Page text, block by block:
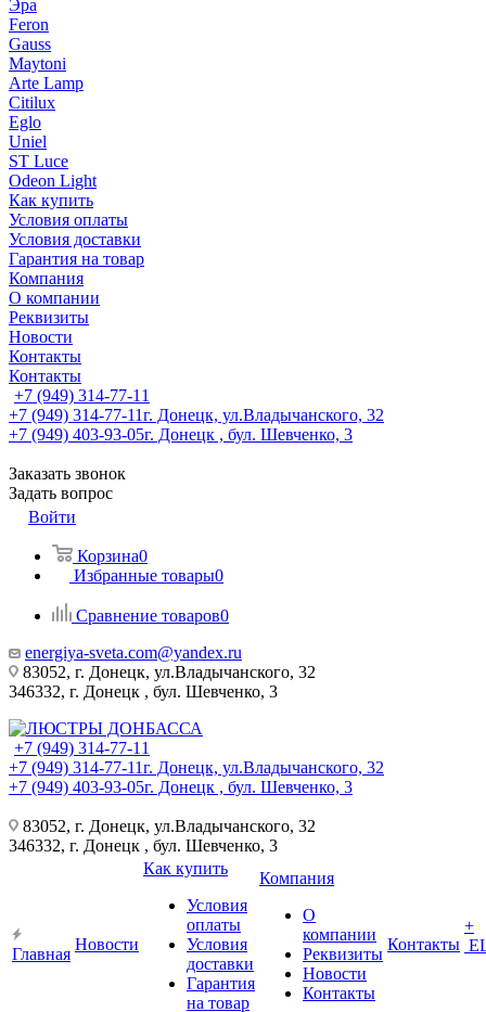
Эра
Feron
Gauss
Maytoni
Arte Lamp
Citilux
Eglo
Uniel
ST Luce
Odeon Light
Как купить
Условия оплаты
Условия доставки
Гарантия на товар
Компания
О компании
Реквизиты
Новости
Контакты
Контакты
+7 (949) 314-77-11
+7 (949) 314-77-11г. Донецк, ул.Владычанского, 32
+7 (949) 403-93-05г. Донецк , бул. Шевченко, 3
Заказать звонок
Задать вопрос
Войти
Корзина0
Избранные товары0
Сравнение товаров0
energiya-sveta.com@yandex.ru
83052, г. Донецк, ул.Владычанского, 32
346332, г. Донецк , бул. Шевченко, 3
+7 (949) 314-77-11
+7 (949) 314-77-11г. Донецк, ул.Владычанского, 32
+7 (949) 403-93-05г. Донецк , бул. Шевченко, 3
83052, г. Донецк, ул.Владычанского, 32
346332, г. Донецк , бул. Шевченко, 3
Главная
Новости
Как купить
Условия
оплаты
Условия
доставки
Гарантия
на товар
Компания
О
компании
Реквизиты
Новости
Контакты
Контакты
+